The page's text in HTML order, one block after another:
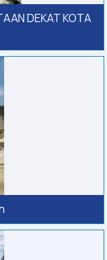
DEKAT KOTA